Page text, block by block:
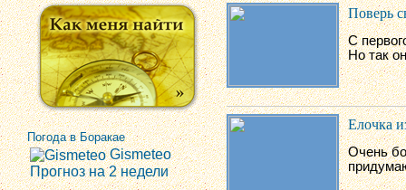
Погода в Боракае
Gismeteo
Прогноз на 2 недели
Поверь
С
Но так
Елочка
Очень